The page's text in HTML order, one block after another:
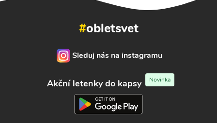
#obletsvet
Sleduj nás na instagramu
Akční letenky do kapsy Novinka